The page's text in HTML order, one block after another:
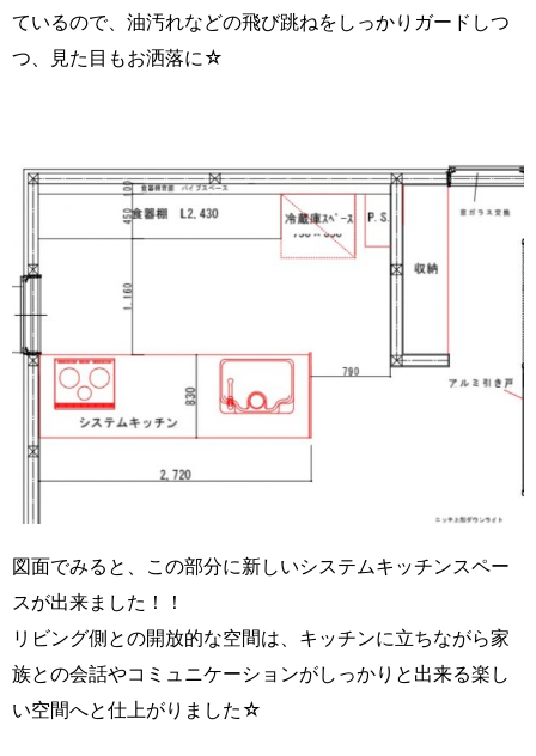
ているので、油汚れなどの飛び跳ねをしっかりガードしつ
つ、見た目もお洒落に☆
図面でみると、この部分に新しいシステムキッチンスペー
スが出来ました！！
リビング側との開放的な空間は、キッチンに立ちながら家
族との会話やコミュニケーションがしっかりと出来る楽し
い空間へと仕上がりました☆